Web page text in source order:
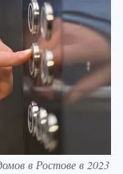
в Ростове в 2023